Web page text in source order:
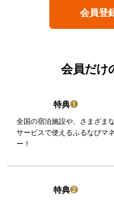
会員登
会員だけ
特典❶
全国の宿泊施設や、さまざまな
サービスで使えるふるなびマネ
ー！
特典❷